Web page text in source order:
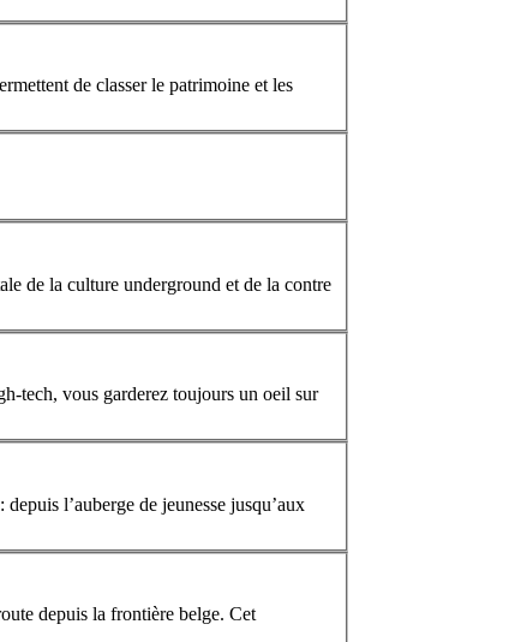
de classer le patrimoine et les
de la culture underground et de la contre
tech, vous garderez toujours un oeil sur
l’auberge de jeunesse jusqu’aux
depuis la frontière belge. Cet